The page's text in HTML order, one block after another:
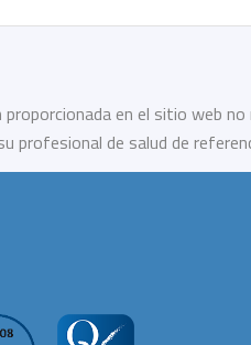
en el sitio web
profesional de salud de